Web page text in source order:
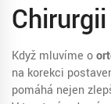
Když mluvíme o
na korekci
pomáhá nejen